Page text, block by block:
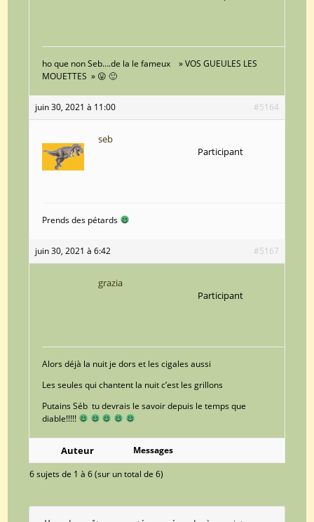
ho que non Seb….de la le fameux » VOS GUEULES LES
MOUETTES » 😛 🙂
juin 30, 2021 à 11:00 #5164
seb
Participant
Prends des pétards
juin 30, 2021 à 6:42 #5167
grazia
Participant
Alors déjà la nuit je dors et les cigales aussi
Les seules qui chantent la nuit c’est les grillons
Putains Séb tu devrais le savoir depuis le temps que
diable!!!!!
Auteur
Messages
6 sujets de 1 à 6 (sur un total de 6)